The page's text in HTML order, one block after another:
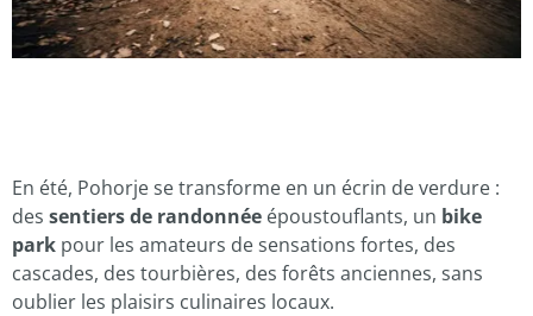
En été, Pohorje se transforme en un écrin de verdure :
des sentiers de randonnée époustouflants, un bike
park pour les amateurs de sensations fortes, des
cascades, des tourbières, des forêts anciennes, sans
oublier les plaisirs culinaires locaux.